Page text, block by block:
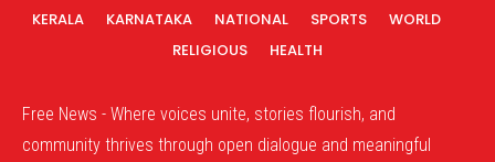
KERALA KARNATAKA NATIONAL SPORTS
WORLD
RELIGIOUS
HEALTH
Free News - Where voices unite, stories flourish, and
community thrives through open dialogue and meaningful